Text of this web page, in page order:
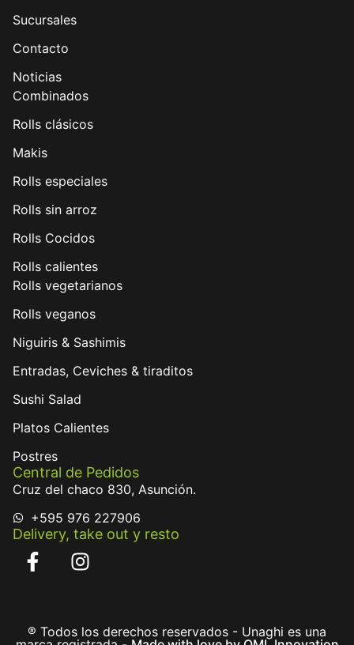
Sucursales
Contacto
Noticias
Combinados
Rolls clásicos
Makis
Rolls especiales
Rolls sin arroz
Rolls Cocidos
Rolls calientes
Rolls vegetarianos
Rolls veganos
Niguiris & Sashimis
Entradas, Ceviches & tiraditos
Sushi Salad
Platos Calientes
Postres
Central de Pedidos
Cruz del chaco 830, Asunción.
+595 976 227906
Delivery, take out y resto
® Todos los derechos reservados - Unaghi es una